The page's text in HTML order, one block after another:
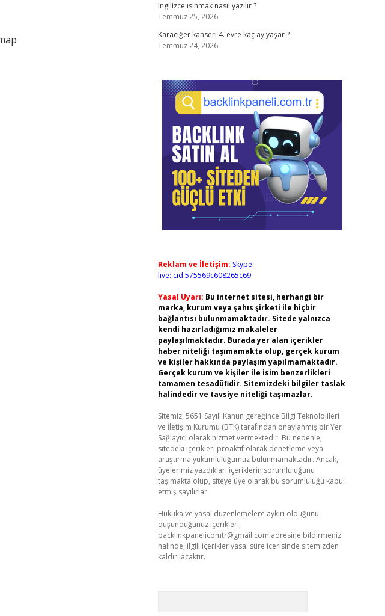
Ingilizce ısınmak nasıl yazılır ?
Temmuz 25, 2026
Karaciğer kanseri 4. evre kaç ay yaşar ?
Temmuz 24, 2026
Reklam ve İletişim: Skype:
live:.cid.575569c608265c69
Yasal Uyarı: Bu internet sitesi, herhangi bir
marka, kurum veya şahıs şirketi ile hiçbir
bağlantısı bulunmamaktadır. Sitede yalnızca
kendi hazırladığımız makaleler
paylaşılmaktadır. Burada yer alan içerikler
haber niteliği taşımamakta olup, gerçek kurum
ve kişiler hakkında paylaşım yapılmamaktadır.
Gerçek kurum ve kişiler ile isim benzerlikleri
tamamen tesadüfidir. Sitemizdeki bilgiler taslak
halindedir ve tavsiye niteliği taşımazlar.
Sitemiz, 5651 Sayılı Kanun gereğince Bilgi Teknolojileri
ve İletişim Kurumu (BTK) tarafından onaylanmış bir Yer
Sağlayıcı olarak hizmet vermektedir. Bu nedenle,
sitedeki içerikleri proaktif olarak denetleme veya
araştırma yükümlülüğümüz bulunmamaktadır. Ancak,
üyelerimiz yazdıkları içeriklerin sorumluluğunu
taşımakta olup, siteye üye olarak bu sorumluluğu kabul
etmiş sayılırlar.
Hukuka ve yasal düzenlemelere aykırı olduğunu
düşündüğünüz içerikleri,
backlinkpanelicomtr@gmail.com adresine bildirmeniz
halinde, ilgili içerikler yasal süre içerisinde sitemizden
kaldırılacaktır.